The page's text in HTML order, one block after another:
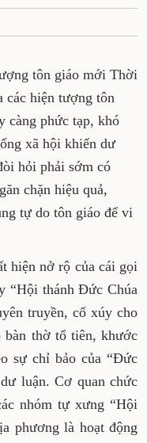
tôn giáo mới Thời
các hiện tượng tôn
càng phức tạp, khó
xã hội khiến dư
hỏi phải sớm có
chặn hiệu quả,
tự do tôn giáo để vi
hiện nở rộ của cái gọi
“Hội thánh Đức Chúa
truyền, cổ xúy cho
bàn thờ tổ tiên, khước
sự chỉ bảo của “Đức
luận. Cơ quan chức
nhóm tự xưng “Hội
phương là hoạt động